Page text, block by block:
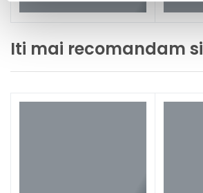
Iti mai recomandam si